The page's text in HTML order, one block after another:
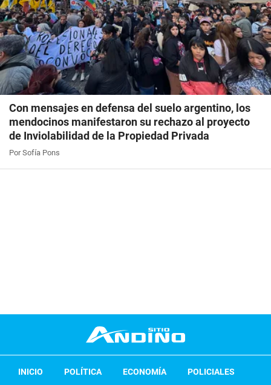
Con mensajes en defensa del suelo argentino, los
mendocinos manifestaron su rechazo al proyecto
de Inviolabilidad de la Propiedad Privada
Por Sofía Pons
INICIO POLÍTICA ECONOMÍA
POLICIALES